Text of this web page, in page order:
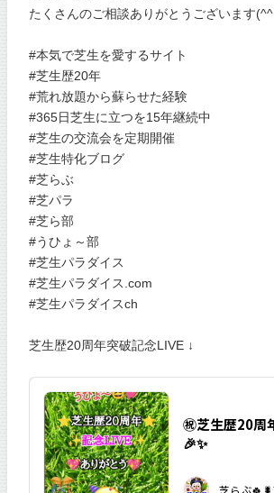
たくさんのご相談ありがとうございます(^^
#本気で芝生を愛するサイト
#芝生歴20年
#荒れ放題から蘇らせた経験
#365日芝生に立つを15年継続中
#芝生の交流会を定期開催
#芝生特化ブログ
#芝らぶ
#芝パラ
#芝ら部
#うひょ～部
#芝生パラダイス
#芝生パラダイス.com
#芝生パラダイスch
芝生歴20周年突破記念LIVE ↓